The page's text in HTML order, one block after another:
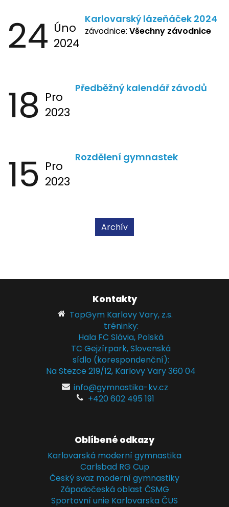
24 Úno
2024
Karlovarský lázeňáček 2024
závodnice: Všechny závodnice
18 Pro
2023
Předběžný kalendář závodů
15 Pro
2023
Rozdělení gymnastek
Archív
Kontakty
TopGym Karlovy Vary, z.s.
tréninky:
Hala FC Slávia, Polská
TC Gejzírpark, Slovenská
sídlo (korespondenční):
Na Stezce 219/12, Karlovy Vary 360 04
info@gymnastika-kv.cz
+420 602 495 191
Oblíbené odkazy
Karlovarská moderní gymnastika
Carlsbad RG Cup
Český svaz moderní gymnastiky
Západočeská oblast ČSMG
Sportovní unie Karlovarska ČUS